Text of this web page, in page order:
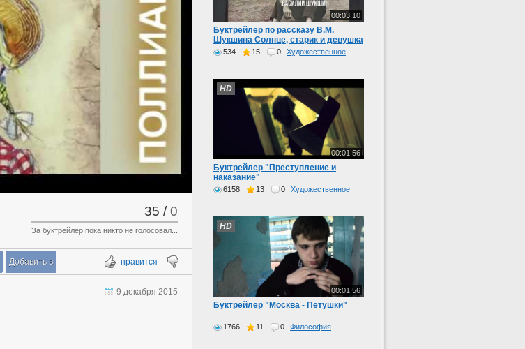
35 /0
За буктрейлер пока никто не голосовал...
нравится
Добавить в
9 декабря 2015
00:03:10
Буктрейлер по рассказу В.М.
Шукшина Солнце, старик и девушка
534 15 0 Художественное
00:01:56
HD
Буктрейлер "Преступление и
наказание"
6158 13 0 Художественное
00:01:56
HD
Буктрейлер "Москва - Петушки"
1766 11 0 Философия